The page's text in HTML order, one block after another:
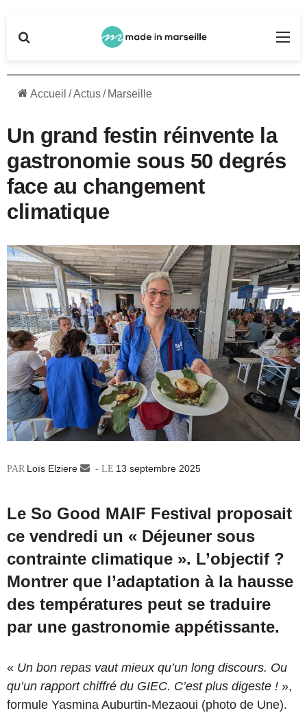
Accueil /Actus/ Marseille
Un grand festin réinvente la
gastronomie sous 50 degrés
face au changement
climatique
Loïs Elziere
Envoyer13 septembre 2025
Le So Good MAIF Festival proposait
ce vendredi un « Déjeuner sous
contrainte climatique ». L’objectif ?
Montrer que l’adaptation à la hausse
des températures peut se traduire
par une gastronomie appétissante.
« Un bon repas vaut mieux qu’un long discours. Ou
qu’un rapport chiffré du GIEC. C’est plus digeste ! »,
formule Yasmina Auburtin-Mezaoui (photo de Une).